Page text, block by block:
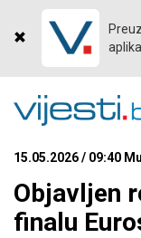
15.05.2026 / 09:40
Objavljen
finalu